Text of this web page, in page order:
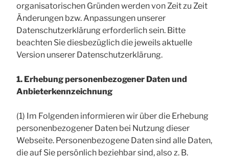
organisatorischen Gründen werden von Zeit zu Zeit
Änderungen bzw. Anpassungen unserer
Datenschutzerklärung erforderlich sein. Bitte
beachten Sie diesbezüglich die jeweils aktuelle
Version unserer Datenschutzerklärung.
1. Erhebung personenbezogener Daten und
Anbieterkennzeichnung
(1) Im Folgenden informieren wir über die Erhebung
personenbezogener Daten bei Nutzung dieser
Webseite. Personenbezogene Daten sind alle Daten,
die auf Sie persönlich beziehbar sind, also z. B.